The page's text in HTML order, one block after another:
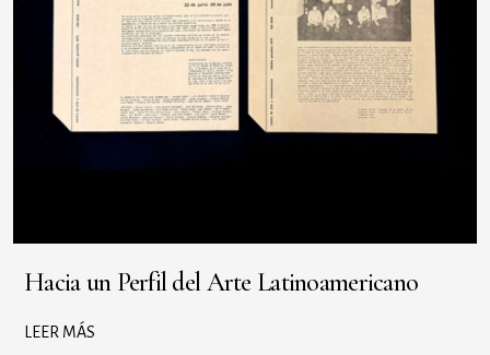
Hacia un Perfil del Arte Latinoamericano
LEER MÁS